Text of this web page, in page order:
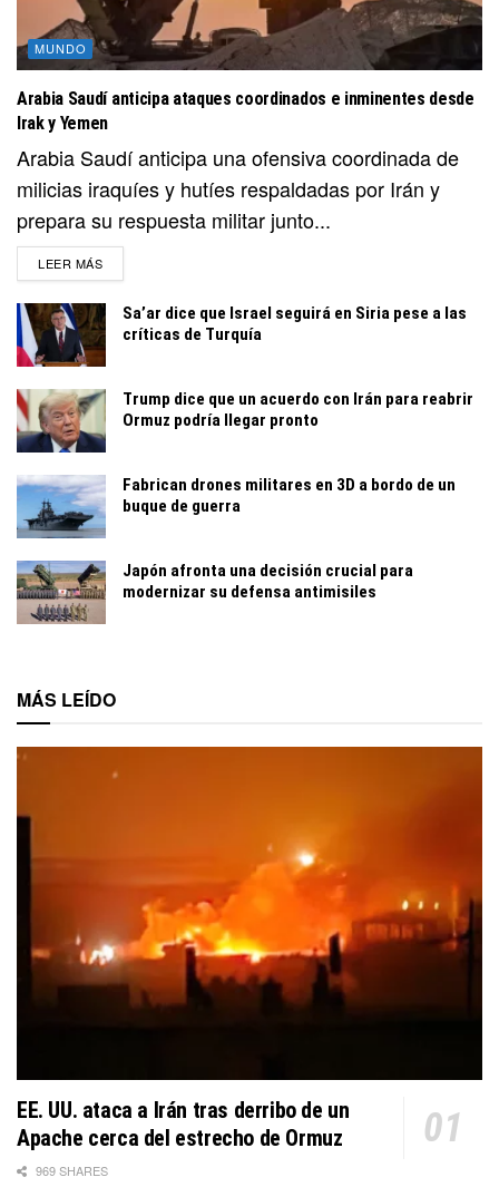
MUNDO
Arabia Saudí anticipa ataques coordinados e inminentes desde
Irak y Yemen
Arabia Saudí anticipa una ofensiva coordinada de
milicias iraquíes y hutíes respaldadas por Irán y
prepara su respuesta militar junto...
LEER MÁSDETAILS
Sa’ar dice que Israel seguirá en Siria pese a las
críticas de Turquía
Trump dice que un acuerdo con Irán para reabrir
Ormuz podría llegar pronto
Fabrican drones militares en 3D a bordo de un
buque de guerra
Japón afronta una decisión crucial para
modernizar su defensa antimisiles
MÁS LEÍDO
EE. UU. ataca a Irán tras derribo de un
Apache cerca del estrecho de Ormuz
969 SHARES